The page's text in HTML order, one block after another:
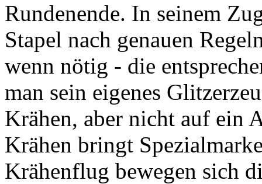
Rundenende. In seinem
Stapel nach genauen
wenn nötig - die
man sein eigenes
Krähen, aber nicht auf ein
Krähen bringt
Krähenflug bewegen sich